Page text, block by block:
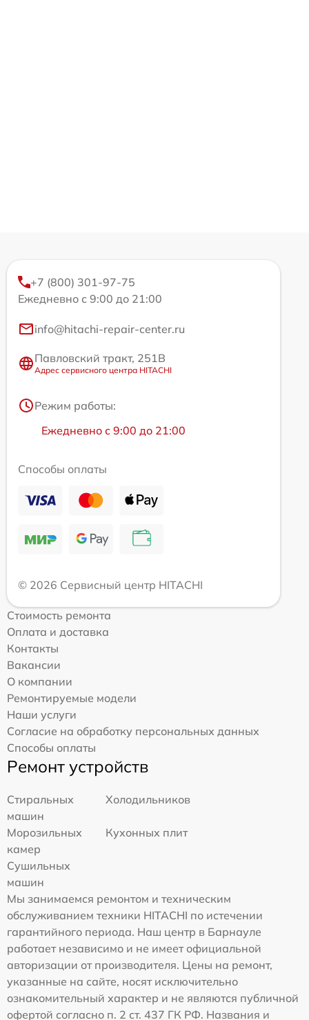
+7 (800) 301-97-75
Ежедневно с 9:00 до 21:00
info@hitachi-repair-center.ru
Павловский тракт, 251В
Адрес сервисного центра HITACHI
Режим работы:
Ежедневно с 9:00 до 21:00
Способы оплаты
© 2026 Сервисный центр HITACHI
Стоимость ремонта
Оплата и доставка
Контакты
Вакансии
О компании
Ремонтируемые модели
Наши услуги
Согласие на обработку персональных данных
Способы оплаты
Ремонт устройств
Стиральных
машин
Холодильников
Морозильных
камер
Кухонных плит
Сушильных
машин
Мы занимаемся ремонтом и техническим
обслуживанием техники HITACHI по истечении
гарантийного периода. Наш центр в Барнауле
работает независимо и не имеет официальной
авторизации от производителя. Цены на ремонт,
указанные на сайте, носят исключительно
ознакомительный характер и не являются публичной
офертой согласно п. 2 ст. 437 ГК РФ. Названия и